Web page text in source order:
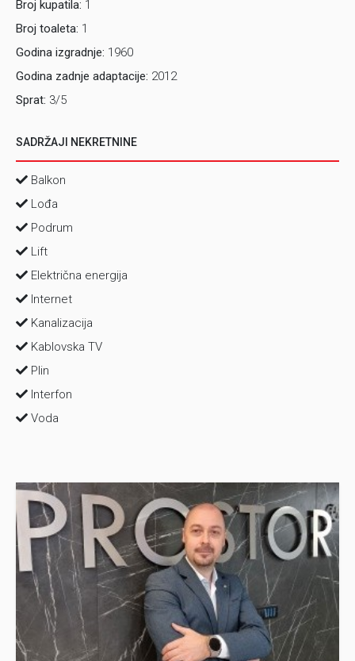
NAPOMENA navedena tražena cijena predstavlja
preporučenu cijenu za predmetnu nekretninu. Vlasnik
nekretnine zadržava pravo da u svakom trenutku do
o zakupu ili Ugovora o kupoprodaji nekretnine prihvati
ponuđenu od strane kupca/zakupca kojeg vlasnik
odabere uz posredovanje agencije.
Broj kupatila: 1
Broj toaleta: 1
Godina izgradnje: 1960
Godina zadnje adaptacije: 2012
Sprat: 3/5
SADRŽAJI NEKRETNINE
Balkon
Lođa
Podrum
Lift
Električna energija
Internet
Kanalizacija
Kablovska TV
Plin
Interfon
Voda